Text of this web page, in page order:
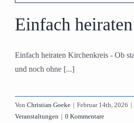
Einfach heiraten
Einfach heiraten Kirchenkreis - Ob
und noch ohne [...]
Von Christian Goeke | Februar 14th, 2026 |
Veranstaltungen | 0 Kommentare